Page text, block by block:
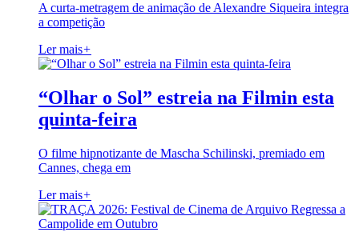
A curta-metragem de animação de Alexandre Siqueira integra
a competição
Ler mais+
“Olhar o Sol” estreia na Filmin esta
quinta-feira
O filme hipnotizante de Mascha Schilinski, premiado em
Cannes, chega em
Ler mais+